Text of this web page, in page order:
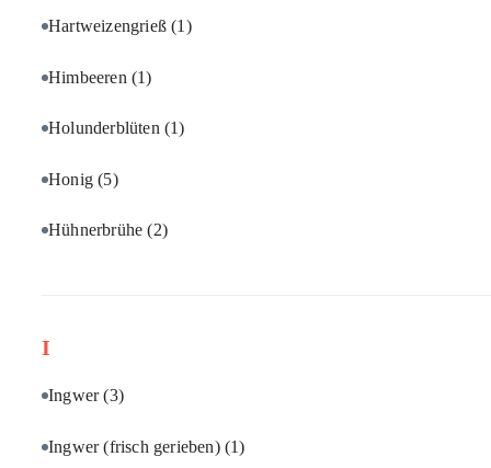
Hartweizengrieß(1)
Himbeeren (1)
Holunderblüten (1)
Honig(5)
Hühnerbrühe(2)
I
Ingwer(3)
Ingwer (frisch gerieben) (1)